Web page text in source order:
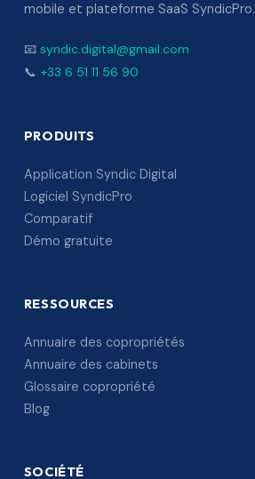
mobile et plateforme SaaS SyndicPro.
📧 syndic.digital@gmail.com
📞 +33 6 51 11 56 90
PRODUITS
Application Syndic Digital
Logiciel SyndicPro
Comparatif
Démo gratuite
RESSOURCES
Annuaire des copropriétés
Annuaire des cabinets
Glossaire copropriété
Blog
SOCIÉTÉ